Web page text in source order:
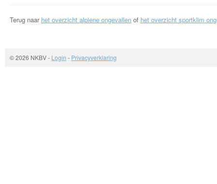
Terug naar het overzicht alpiene ongevallen of het overzicht sportklim
© 2026 NKBV- Login - Privacyverklaring